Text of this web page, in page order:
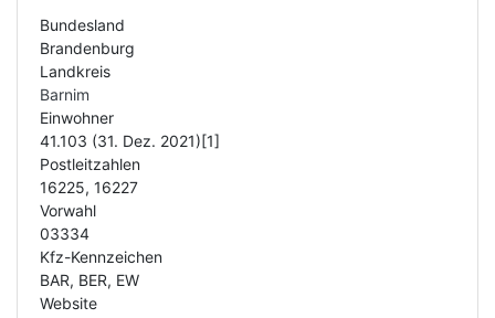
Bundesland
Brandenburg
Landkreis
Barnim
Einwohner
41.103 (31. Dez. 2021)[1]
Postleitzahlen
16225, 16227
Vorwahl
03334
Kfz-Kennzeichen
BAR, BER, EW
Website